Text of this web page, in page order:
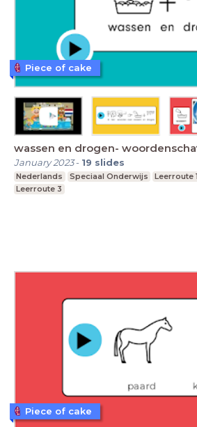
wassen en drogen-
January 2023- 19 slides
Nederlands Speciaal Onderwijs Leerroute 1
Leerroute 3
Piece of cake
Piece of cake